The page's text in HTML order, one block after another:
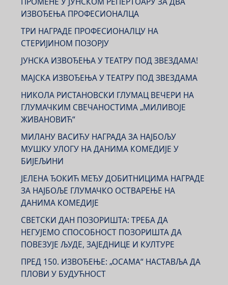
ИЗВОЂЕЊА ПРОФЕСИОНАЛЦА
ТРИ НАГРАДЕ ПРОФЕСИОНАЛЦУ НА
СТЕРИЈИНОМ ПОЗОРЈУ
ЈУНСКА ИЗВОЂЕЊА У ТЕАТРУ ПОД ЗВЕЗДАМА!
МАЈСКА ИЗВОЂЕЊА У ТЕАТРУ ПОД ЗВЕЗДАМА
НИКОЛА РИСТАНОВСКИ ГЛУМАЦ ВЕЧЕРИ НА
ГЛУМАЧКИМ СВЕЧАНОСТИМА „МИЛИВОЈЕ
ЖИВАНОВИЋ“
МИЛАНУ ВАСИЋУ НАГРАДА ЗА НАЈБОЉУ
МУШКУ УЛОГУ НА ДАНИМА КОМЕДИЈЕ У
БИЈЕЉИНИ
ЈЕЛЕНА ЂОКИЋ МЕЂУ ДОБИТНИЦИМА НАГРАДЕ
ЗА НАЈБОЉЕ ГЛУМАЧКО ОСТВАРЕЊЕ НА
ДАНИМА КОМЕДИЈЕ
СВЕТСКИ ДАН ПОЗОРИШТА: ТРЕБА ДА
НЕГУЈЕМО СПОСОБНОСТ ПОЗОРИШТА ДА
ПОВЕЗУЈЕ ЉУДЕ, ЗАЈЕДНИЦЕ И КУЛТУРЕ
ПРЕД 150. ИЗВОЂЕЊЕ: „ОСАМА“ НАСТАВЉА ДА
ПЛОВИ У БУДУЋНОСТ